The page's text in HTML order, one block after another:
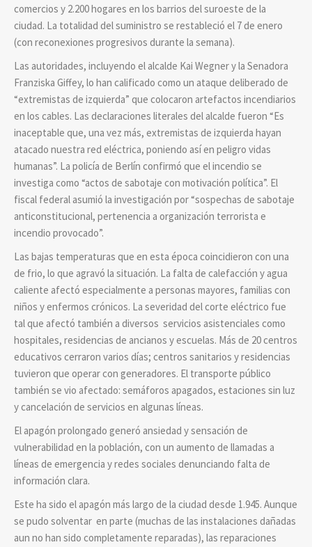
comercios y 2.200 hogares en los barrios del suroeste de la
ciudad. La totalidad del suministro se restableció el 7 de enero
(con reconexiones progresivos durante la semana).
Las autoridades, incluyendo el alcalde Kai Wegner y la Senadora
Franziska Giffey, lo han calificado como un ataque deliberado de
“extremistas de izquierda” que colocaron artefactos incendiarios
en los cables. Las declaraciones literales del alcalde fueron “Es
inaceptable que, una vez más, extremistas de izquierda hayan
atacado nuestra red eléctrica, poniendo así en peligro vidas
humanas”. La policía de Berlín confirmó que el incendio se
investiga como “actos de sabotaje con motivación política”. El
fiscal federal asumió la investigación por “sospechas de sabotaje
anticonstitucional, pertenencia a organización terrorista e
incendio provocado”.
Las bajas temperaturas que en esta época coincidieron con una
de frio, lo que agravó la situación. La falta de calefacción y agua
caliente afectó especialmente a personas mayores, familias con
niños y enfermos crónicos. La severidad del corte eléctrico fue
tal que afectó también a diversos servicios asistenciales como
hospitales, residencias de ancianos y escuelas. Más de 20 centros
educativos cerraron varios días; centros sanitarios y residencias
tuvieron que operar con generadores. El transporte público
también se vio afectado: semáforos apagados, estaciones sin luz
y cancelación de servicios en algunas líneas.
El apagón prolongado generó ansiedad y sensación de
vulnerabilidad en la población, con un aumento de llamadas a
líneas de emergencia y redes sociales denunciando falta de
información clara.
Este ha sido el apagón más largo de la ciudad desde 1.945. Aunque
se pudo solventar en parte (muchas de las instalaciones dañadas
aun no han sido completamente reparadas), las reparaciones